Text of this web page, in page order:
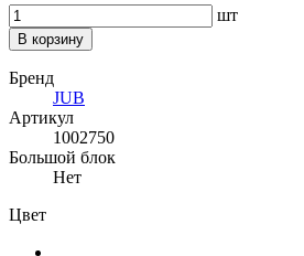
шт
В корзину
Бренд
JUB
Артикул
1002750
Большой блок
Нет
Цвет